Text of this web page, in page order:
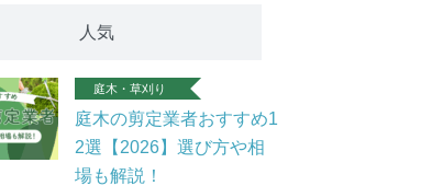
人気
庭木・草刈り
庭木の剪定業者おすすめ1
2選【2026】選び方や相
場も解説！